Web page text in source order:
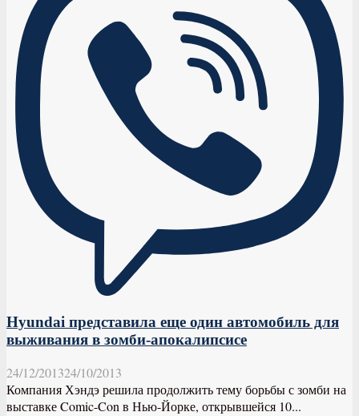
Hyundai представила еще один автомобиль для
выживания в зомби-апокалипсисе
24/12/201324/10/2013
Компания Хэндэ решила продолжить тему борьбы с зомби на
выставке Comic-Con в Нью-Йорке, открывшейся 10...